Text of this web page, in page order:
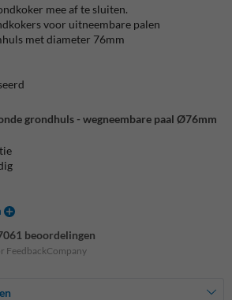
mee af te sluiten.
voor uitneembare palen
met diameter 76mm
grondhuls - wegneembare paal Ø76mm
beoordelingen
FeedbackCompany